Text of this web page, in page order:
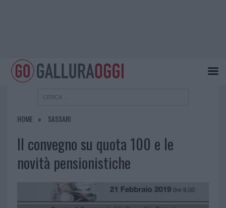
HOME SASSARI
Il convegno su quota 100 e le
novità pensionistiche